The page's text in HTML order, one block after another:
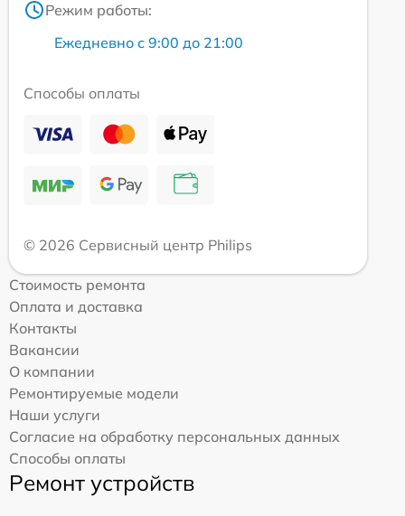
Режим работы:
Ежедневно с 9:00 до 21:00
Способы оплаты
© 2026 Сервисный центр Philips
Стоимость ремонта
Оплата и доставка
Контакты
Вакансии
О компании
Ремонтируемые модели
Наши услуги
Согласие на обработку персональных данных
Способы оплаты
Ремонт устройств